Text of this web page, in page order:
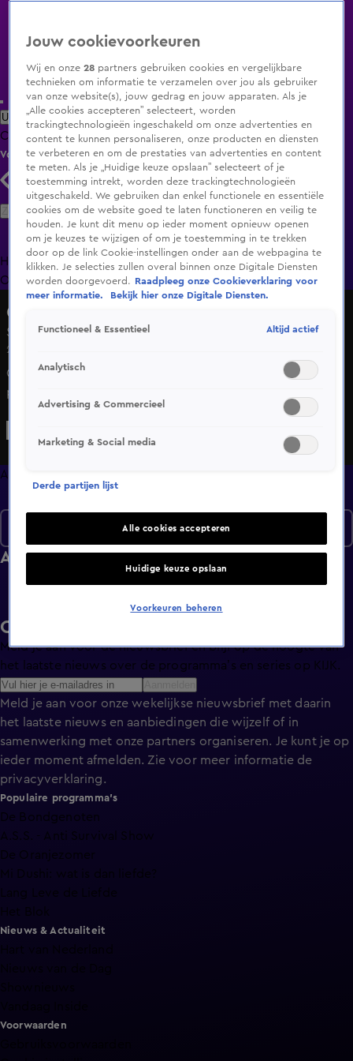
Uitzending Gemist Populaire programma's Zenders Genres
ClipsFilmsRadioSmart TV inlogShop
Volg KIJK
Zoeken
HomeUitzending Gemist Programma's De Bondgenoten
OranjezomerLivestreamsShop
Quality time op zondag
Seizoen 1, aflevering 13
26 apr 2020, 12:30
Quality time op zondag is een nieuw, eigentijds lifestyle-
programma, waarin wekelijks een breed spectrum aan
welzijns- en welvaartsthema's de revue passeert. Denk
gezondheid en wonen. De presentatie van dit veelzijdige
tv-programma op zondagmiddag is onder meer in handen
van de nog altijd populaire oud-Utopianen Beau Nellissen,
Afleveringen
Afleveringen
Ontvang de KIJK-nieuwsbrief
Meld je aan voor de nieuwsbrief en blijf op de hoogte van
het laatste nieuws over de programma’s en series op KIJK.
Meld je aan voor onze wekelijkse nieuwsbrief met daarin
het laatste nieuws en aanbiedingen die wijzelf of in
samenwerking met onze partners organiseren. Je kunt je op
ieder moment afmelden. Zie voor meer informatie de
privacyverklaring.
Populaire programma's
De Bondgenoten
A.S.S. - Anti Survival Show
De Oranjezomer
Mi Dushi: wat is dan liefde?
Lang Leve de Liefde
Het Blok
Nieuws & Actualiteit
Voorwaarden
Jouw cookievoorkeuren
Wij en onze28 partners gebruiken cookies en vergelijkbare
technieken om informatie te verzamelen over jou als gebruiker
van onze website(s), jouw gedrag en jouw apparaten. Als je
„Alle cookies accepteren” selecteert, worden
trackingtechnologieën ingeschakeld om onze advertenties en
content te kunnen personaliseren, onze producten en diensten
te verbeteren en om de prestaties van advertenties en content
te meten. Als je „Huidige keuze opslaan” selecteert of je
toestemming intrekt, worden deze trackingtechnologieën
uitgeschakeld. We gebruiken dan enkel functionele en essentiële
cookies om de website goed te laten functioneren en veilig te
houden. Je kunt dit menu op ieder moment opnieuw openen
om je keuzes te wijzigen of om je toestemming in te trekken
door op de link Cookie-instellingen onder aan de webpagina te
klikken. Je selecties zullen overal binnen onze Digitale Diensten
worden doorgevoerd.
Raadpleeg onze Cookieverklaring voor
meer informatie.
Bekijk hier onze Digitale Diensten.
Functioneel & Essentieel Altijd actief
Analytisch
Advertising & Commercieel
Marketing & Social media
Derde partijen lijst
Alle cookies accepteren
Huidige keuze opslaan
Voorkeuren beheren